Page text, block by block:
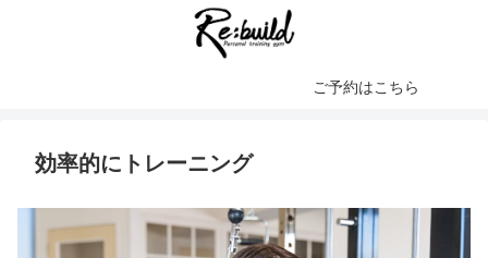
ご予約はこちら
効率的にトレーニング